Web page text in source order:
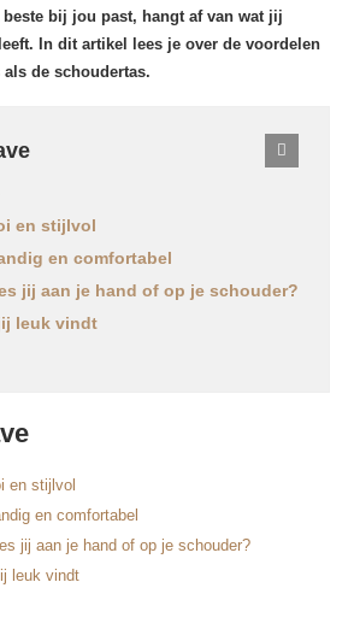
bij jou past, hangt af van wat jij
In dit artikel lees je over de voordelen
de schoudertas.
en stijlvol
en comfortabel
jij aan je hand of op je schouder?
leuk vindt
en stijlvol
en comfortabel
jij aan je hand of op je schouder?
leuk vindt